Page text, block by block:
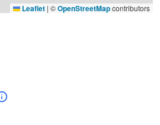
Leaflet | ©OpenStreetMapcontributors